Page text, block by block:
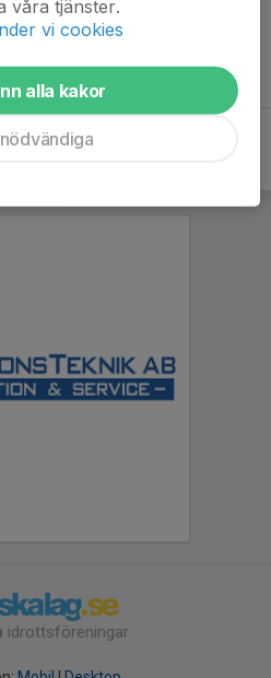
idrottsföreningar
våra tjänster.
vi cookies
alla kakor